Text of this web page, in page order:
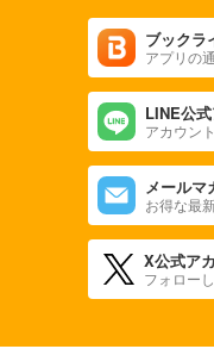
ブックラ
アプリの
LINE公
アカウン
メールマ
お得な最
X公式ア
フォロー